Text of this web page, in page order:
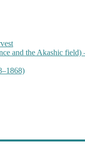
and the Akashic